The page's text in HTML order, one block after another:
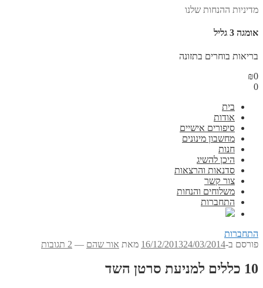
מדיניות ההנחות שלנו
אומגה 3 גליל
בריאות בוחרים בתזונה
₪0
0
בית
אודות
סיפורים אישיים
מחשבון מינונים
חנות
היכן להשיג
סדנאות והרצאות
צור קשר
משלוחים והנחות
התחברות
התחברות
פורסם ב-
16/12/201324/03/2014 מאת אור שהם — 2 תגובות
10 כללים למניעת סרטן השד